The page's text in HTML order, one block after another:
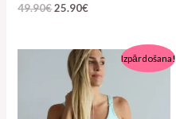
49.90€25.90€
Izpārdošana!
Algne
hind
55.00€.
Pašreizējā
cena
ir:
20.00€.